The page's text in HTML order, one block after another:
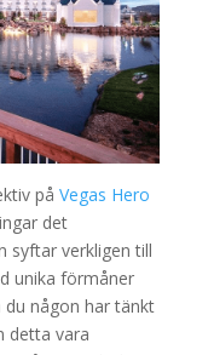
på Vegas Hero
det
syftar verkligen till
unika förmåner
någon har tänkt
detta vara